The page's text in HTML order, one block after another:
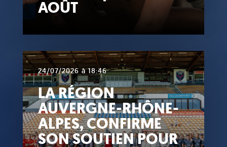
AOÛT
24/07/2026 à 18:46
LA RÉGION
AUVERGNE-RHÔNE-
ALPES, CONFIRME
SON SOUTIEN POUR